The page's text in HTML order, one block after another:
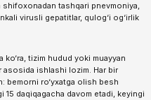
shifoxonadan tashqari pnevmoniya,
virusli gepatitlar, qulog‘i og‘irlik
tizim hudud yoki muayyan
asosida ishlashi lozim. Har bir
bemorni ro‘yxatga olish besh
daqiqagacha davom etadi, keyingi